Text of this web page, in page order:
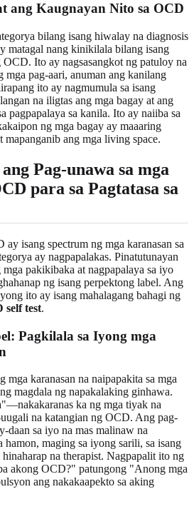
ang Kaugnayan Nito sa OCD
bilang isang hiwalay na diagnosis
matagal nang kinikilala bilang isang
Ito ay nagsasangkot ng patuloy na
mga pag-aari, anuman ang kanilang
ito ay nagmumula sa isang
na iligtas ang mga bagay at ang
pagpapalaya sa kanila. Ito ay naiiba sa
ng mga bagay ay maaaring
ang mga living space.
Pag-unawa sa mga
para sa Pagtatasa sa
isang spectrum ng mga karanasan sa
ay nagpapalakas. Pinatutunayan
pakikibaka at nagpapalaya sa iyo
ng isang perpektong label. Ang
ito ay isang mahalagang bahagi ng
self test.
Pagkilala sa Iyong mga
karanasan na naipapakita sa mga
magdala ng napakalaking ginhawa.
ka ng mga tiyak na
na katangian ng OCD. Ang pag-
daan sa iyo na mas malinaw na
maging sa iyong sarili, sa isang
hinaharap na therapist. Nagpapalit ito ng
akong OCD?" patungong "Anong mga
ang nakakaapekto sa aking